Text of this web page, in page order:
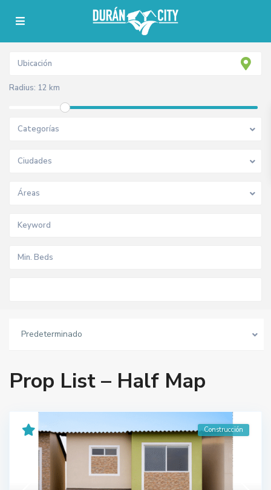
Radius: 12 km
Categorías
Ciudades
Áreas
Predeterminado
Prop List – Half Map
Construcción